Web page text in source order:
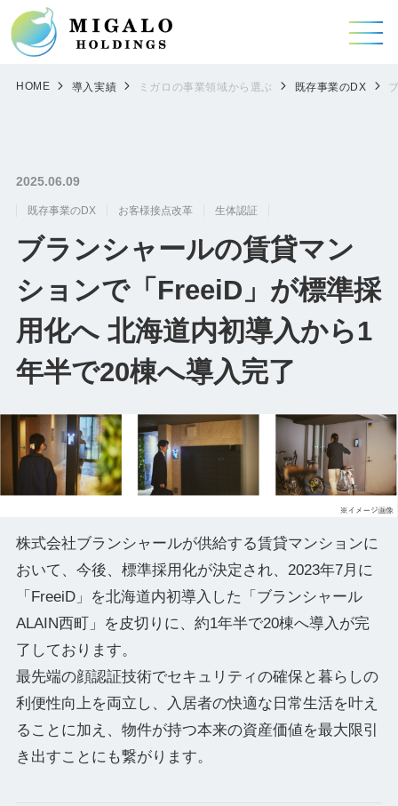
HOME 導入実績 ミガロの事業領域から選ぶ 既存事業のDX
2025.06.09
既存事業のDX お客様接点改革 生体認証
ブランシャールの賃貸マン
ションで「FreeiD」が標準採
用化へ 北海道内初導入から1
年半で20棟へ導入完了
株式会社ブランシャールが供給する賃貸マンションに
おいて、今後、標準採用化が決定され、2023年7月に
「FreeiD」を北海道内初導入した「ブランシャール
ALAIN西町」を皮切りに、約1年半で20棟へ導入が完
了しております。
最先端の顔認証技術でセキュリティの確保と暮らしの
利便性向上を両立し、入居者の快適な日常生活を叶え
ることに加え、物件が持つ本来の資産価値を最大限引
き出すことにも繋がります。